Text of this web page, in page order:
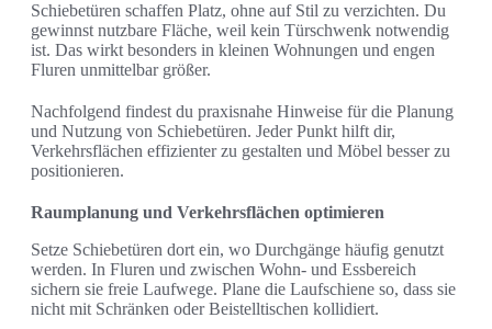
Schiebetüren schaffen Platz, ohne auf Stil zu verzichten. Du
gewinnst nutzbare Fläche, weil kein Türschwenk notwendig
ist. Das wirkt besonders in kleinen Wohnungen und engen
Fluren unmittelbar größer.
Nachfolgend findest du praxisnahe Hinweise für die Planung
und Nutzung von Schiebetüren. Jeder Punkt hilft dir,
Verkehrsflächen effizienter zu gestalten und Möbel besser zu
positionieren.
Raumplanung und Verkehrsflächen optimieren
Setze Schiebetüren dort ein, wo Durchgänge häufig genutzt
werden. In Fluren und zwischen Wohn- und Essbereich
sichern sie freie Laufwege. Plane die Laufschiene so, dass sie
nicht mit Schränken oder Beistelltischen kollidiert.